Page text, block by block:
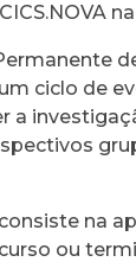
na
um ciclo de
a
na
ou